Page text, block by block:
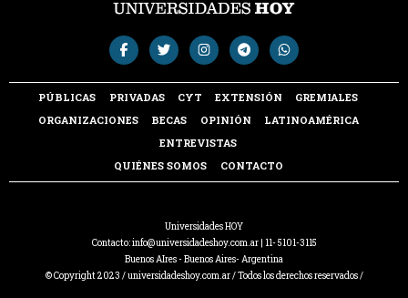
PÚBLICAS PRIVADAS CYT EXTENSIÓN
GREMIALES
ORGANIZACIONES
BECAS OPINIÓN
LATINOAMÉRICA
ENTREVISTAS
QUIÉNES SOMOS
CONTACTO
Universidades HOY
Contacto:info@universidadeshoy.com.ar| 11- 5101-3115
Buenos AIres - Buenos Aires- Argentina
© Copyright 2023 / universidadeshoy.com.ar / Todos los derechos reservados /